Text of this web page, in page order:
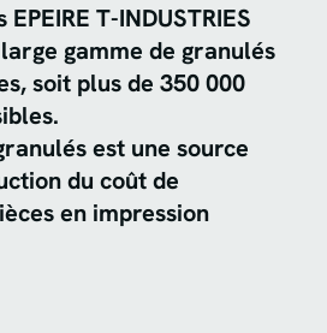
T-INDUSTRIES
gamme de granulés
soit plus de 350 000
est une source
du coût de
en impression